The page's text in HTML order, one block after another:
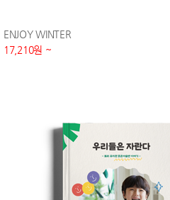
ENJOY WINTER
17,210원 ~